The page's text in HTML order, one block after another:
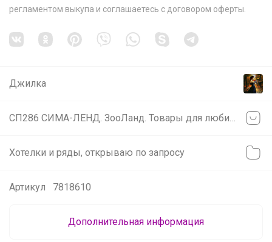
регламентом выкупа и соглашаетесь с договором оферты
Джилка
Хотелки и ряды, открываю по запросу
Артикул 7818610
Дополнительная информация